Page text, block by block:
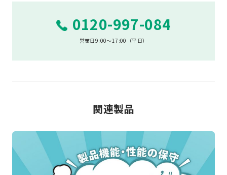
0120-997-084
営業日9:00～17:00（平日）
関連製品